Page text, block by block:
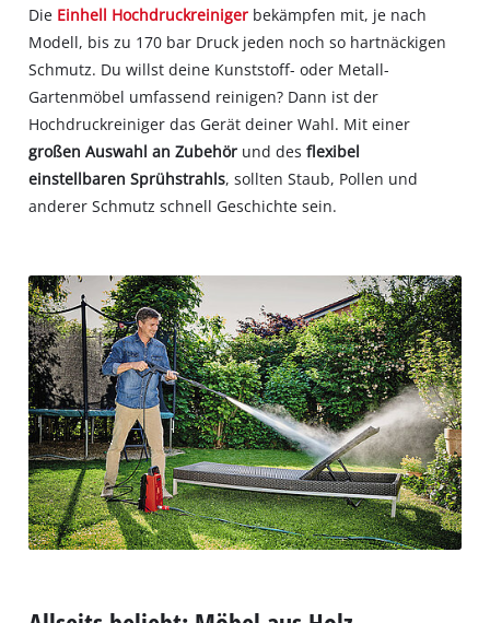
Die Einhell Hochdruckreiniger bekämpfen mit, je nach
Modell, bis zu 170 bar Druck jeden noch so hartnäckigen
Schmutz. Du willst deine Kunststoff- oder Metall-
Gartenmöbel umfassend reinigen? Dann ist der
Hochdruckreiniger das Gerät deiner Wahl. Mit einer
großen Auswahl an Zubehör und desflexibel
einstellbaren Sprühstrahls, sollten Staub, Pollen und
anderer Schmutz schnell Geschichte sein.